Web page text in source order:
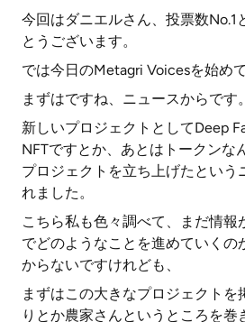
今回はダニエルさん、投票数No.1
とうございます。
では今日のMetagri Voicesを始め
まずはですね、ニュースからです。
新しいプロジェクトとしてDeep
NFTですとか、あとはトークンな
プロジェクトを立ち上げたという
れました。
こちら私も色々調べて、まだ情報
でどのようなことを進めていくの
からないですけれども、
まずはこの大きなプロジェクトを
りとか農家さんというところを巻